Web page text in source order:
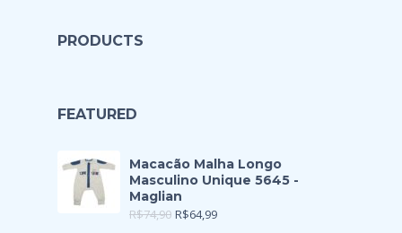
PRODUCTS
FEATURED
Macacão Malha Longo
Masculino Unique 5645 -
Maglian
R$74,90 R$64,99